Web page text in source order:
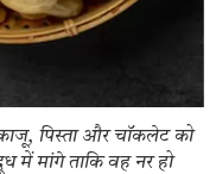
पिस्ता और चॉकलेट को
में मांगे ताकि वह नर हो